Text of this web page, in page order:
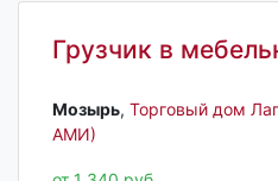
Грузчик в
Мозырь‎, Торговый дом
АМИ)